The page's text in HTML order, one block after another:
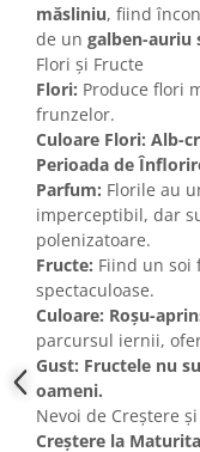
măsliniu, fiind
de un galben-auriu
Flori și Fructe
Flori: Produce flori
frunzelor.
Culoare Flori: Alb-
Perioada de
Parfum: Florile au
imperceptibil, dar
polenizatoare.
Fructe: Fiind un soi
spectaculoase.
Culoare: Roșu-
parcursul iernii,
Gust: Fructele nu
oameni.
Nevoi de Creștere
Creștere la